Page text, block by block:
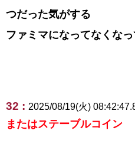
つだった気がする
ファミマになってなくな
32 : 2025/08/19(火)
またはステーブルコイン